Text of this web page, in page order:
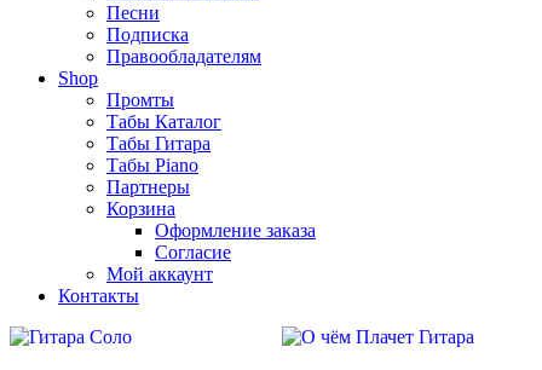
Песни
Подписка
Правообладателям
Shop
Промты
Табы Каталог
Табы Гитара
Табы Piano
Партнеры
Корзина
Оформление заказа
Согласие
Мой аккаунт
Контакты